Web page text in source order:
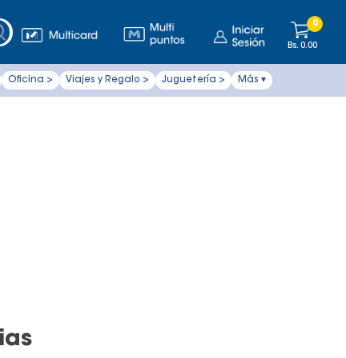
0
Bs. 0.00
Oficina > Viajes y Regalo > Juguetería > Más ▾